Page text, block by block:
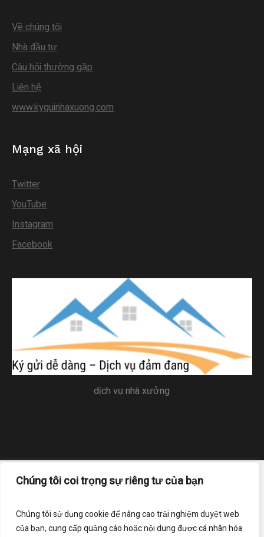
Chúng tôi coi trọng sự riêng tư của bạn
Chúng tôi sử dụng cookie để nâng cao trải nghiệm duyệt web
của bạn, cung cấp quảng cáo hoặc nội dung được cá nhân hóa
Về chúng tôi
Nhà đầu tư
Câu hỏi thường gặp
Liên hệ
www.kyguinhaxuong.com
Mạng xã hội
Twitter
YouTube
Instagram
Facebook
dịch vụ nhà xưởng
Trang chủ Liên hệ
Điều khoản sử dụng
Đăng ký nhận bản tin của chúng tôi